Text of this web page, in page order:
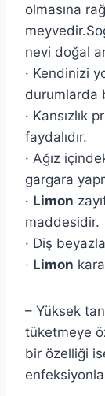
olmasına
nevi doğal
· Kendinizi
durumlarda
· Kansızlık
faydalıdır.
· Ağız
gargara
· Limon
maddesidir.
· Diş
· Limon
– Yüksek
tüketmeye
bir özelliği